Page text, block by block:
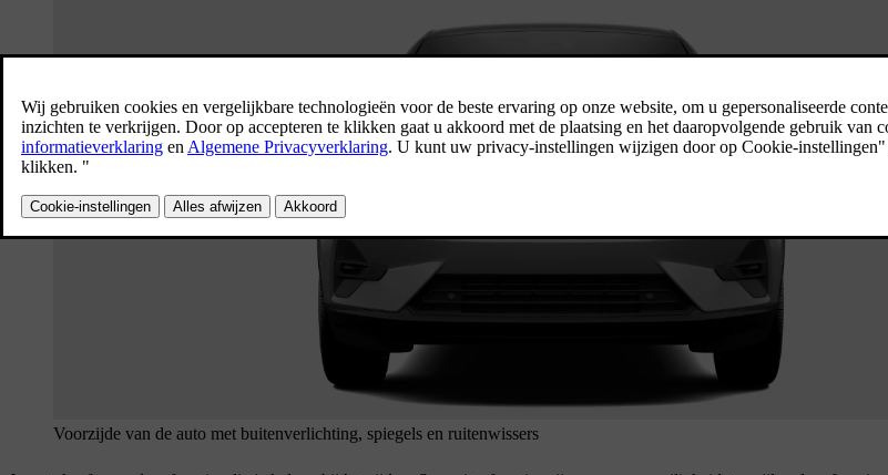
Voorzijde van de auto met buitenverlichting, spiegels en ruitenwissers